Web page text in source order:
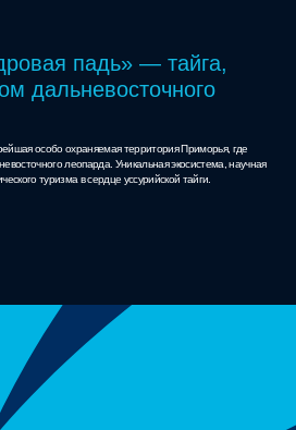
падь» — тайга,
дальневосточного
особо охраняемая территория Приморья, где
леопарда. Уникальная экосистема, научная
туризма в сердце уссурийской тайги.